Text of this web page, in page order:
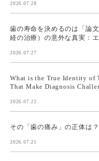
2026.07.28
歯の寿命を決めるのは「論
経の治療）の意外な真実：
2026.07.27
What is the True Identity of
That Make Diagnosis
2026.07.22
その「歯の痛み」の正体は
2026.07.21